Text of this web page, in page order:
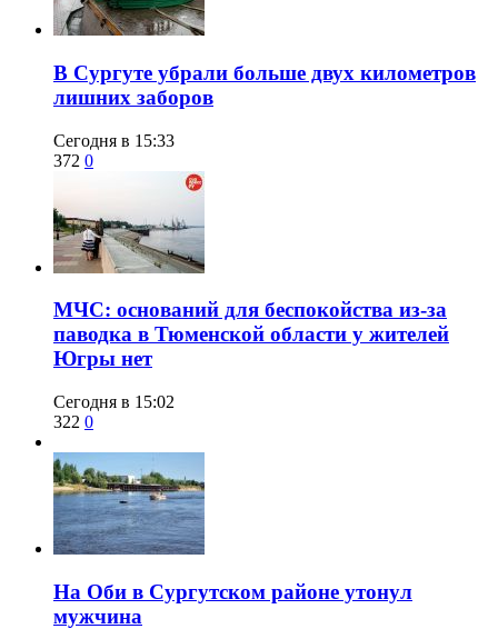
​В Сургуте убрали больше двух километров
лишних заборов
Сегодня в 15:33
372 0
​МЧС: оснований для беспокойства из-за
паводка в Тюменской области у жителей
Югры нет
Сегодня в 15:02
322 0
​На Оби в Сургутском районе утонул
мужчина